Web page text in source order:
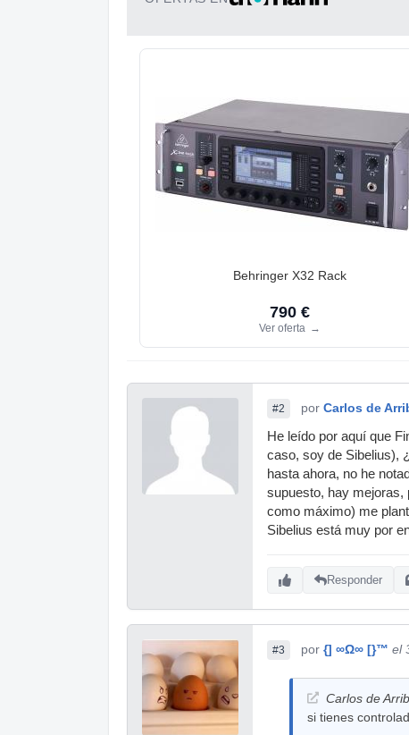
Behringer X32 Rack
790 €
Ver oferta →
#2 por Carlos de
He leído por aquí que
caso, soy de Sibelius),
hasta ahora, no he
supuesto, hay mejoras,
como máximo) me
Sibelius está muy por
Responder
#3 por {] ∞Ω∞ [}™ el
Carlos de
si tienes